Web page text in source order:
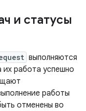
и статусы
выполняются
их работа успешно
работы
отменены во